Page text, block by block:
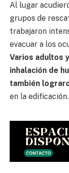
Al lugar
grupos de
trabajaron
evacuar a los
Varios adultos
inhalación de
también
en la edificación.